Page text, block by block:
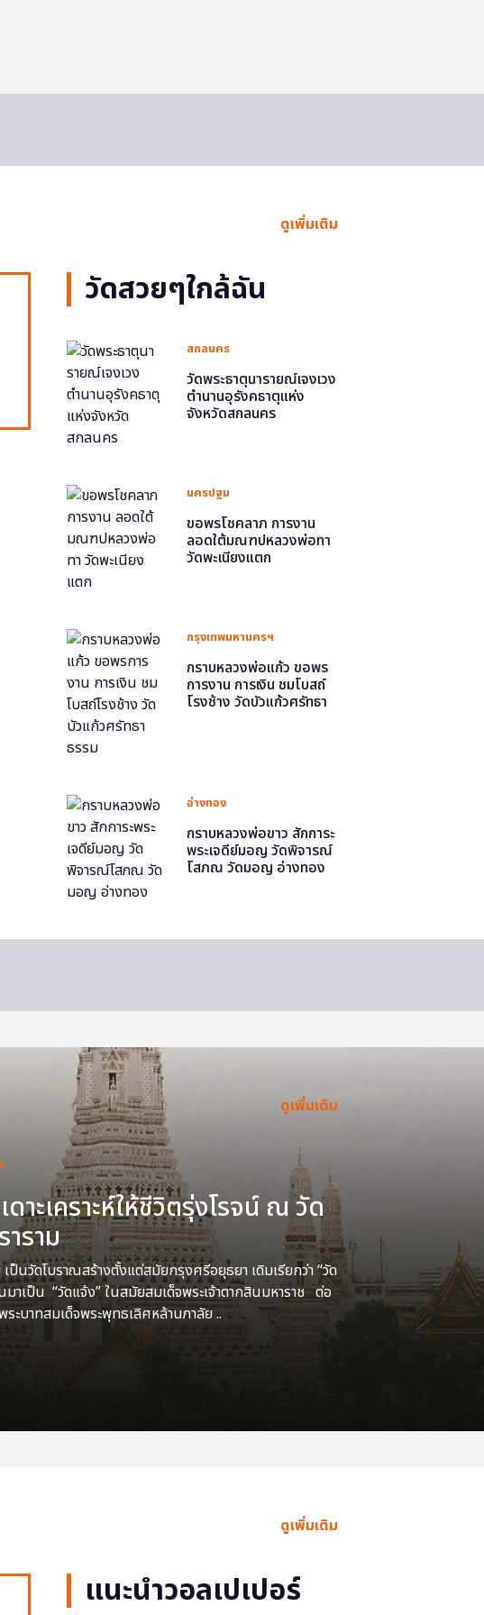
ดูเพิ่มเติม
วัดสวยๆใกล้ฉัน
สกลนคร
วัดพระธาตุนารายณ์เจงเวง
ตำนานอุรังคธาตุแห่ง
จังหวัดสกลนคร
นครปฐม
ขอพรโชคลาภ การงาน
ลอดใต้มณฑปหลวงพ่อทา
วัดพะเนียงแตก
กรุงเทพมหานครฯ
กราบหลวงพ่อแก้ว ขอพร
การงาน การเงิน ชมโบสถ์
โรงช้าง วัดบัวแก้วศรัทธา
อ่างทอง
กราบหลวงพ่อขาว สักการะ
พระเจดีย์มอญ วัดพิจารณ์
โสภณ วัดมอญ อ่างทอง
ดูเพิ่มเติม
ดาะเคราะห์ให้ชีวิตรุ่งโรจน์ ณ วัด
ราม
ป็นวัดโบราณสร้างตั้งแต่สมัยกรุงศรีอยุธยา เดิมเรียกว่า “วัด
มาเป็น “วัดแจ้ง” ในสมัยสมเด็จพระเจ้าตากสินมหาราช ต่อ
ะบาทสมเด็จพระพุทธเลิศหล้านภาลัย ..
ดูเพิ่มเติม
แนะนำวอลเปเปอร์